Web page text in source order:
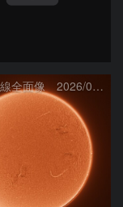
太陽 Hα線全面像 2026/08/06